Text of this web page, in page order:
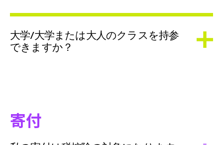
大学/大学または大人のクラスを持参
できますか？
寄付